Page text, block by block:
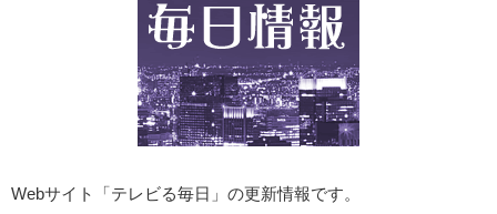
Webサイト「テレビる毎日」の更新情報です。